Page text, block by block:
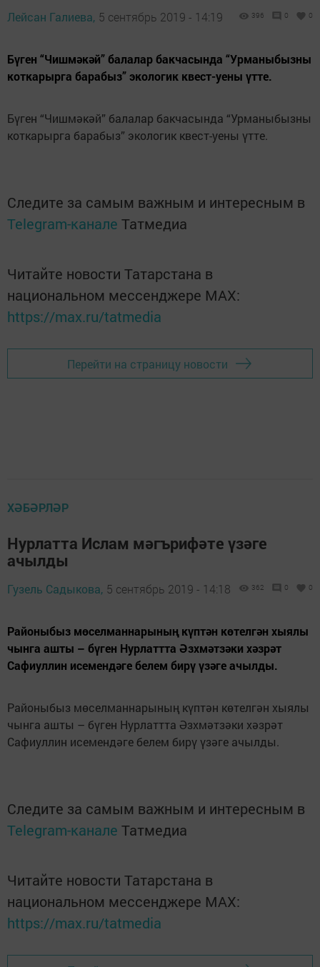
Лейсан Галиева, 5 сентябрь 2019 - 14:19 396 0 0
Бүген “Чишмәкәй” балалар бакчасында “Урманыбызны
коткарырга барабыз” экологик квест-уены үтте.
Бүген “Чишмәкәй” балалар бакчасында “Урманыбызны
коткарырга барабыз” экологик квест-уены үтте.
Следите за самым важным и интересным в
Telegram-канале Татмедиа
Читайте новости Татарстана в
национальном мессенджере MАХ:
https://max.ru/tatmedia
Перейти на страницу новости
ХӘБӘРЛӘР
Нурлатта Ислам мәгърифәте үзәге
ачылды
Гузель Садыкова, 5 сентябрь 2019 - 14:18 362 0 0
Районыбыз мөселманнарының күптән көтелгән хыялы
чынга ашты – бүген Нурлаттта Әзхмәтзәки хәзрәт
Сафиуллин исемендәге белем бирү үзәге ачылды.
Районыбыз мөселманнарының күптән көтелгән хыялы
чынга ашты – бүген Нурлаттта Әзхмәтзәки хәзрәт
Сафиуллин исемендәге белем бирү үзәге ачылды.
Следите за самым важным и интересным в
Telegram-канале Татмедиа
Читайте новости Татарстана в
национальном мессенджере MАХ:
https://max.ru/tatmedia